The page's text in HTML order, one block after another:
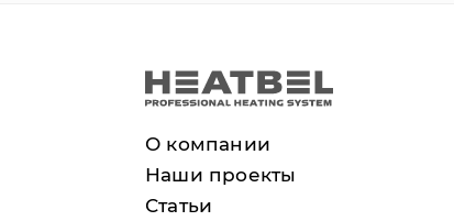
О компании
Наши проекты
Статьи